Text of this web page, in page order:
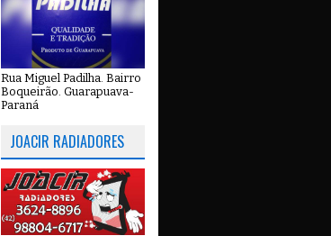
Rua Miguel Padilha. Bairro
Boqueirão. Guarapuava-
Paraná
JOACIR RADIADORES